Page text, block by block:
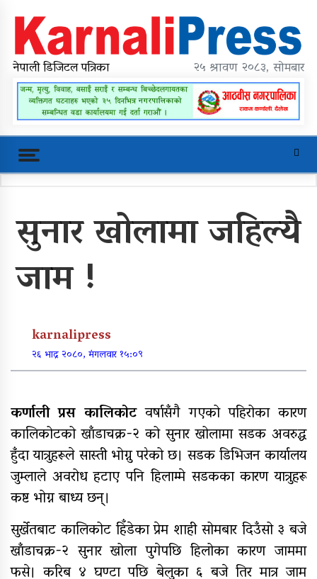
content
karnalipress
Online News Portal
नेपाली डिजिटल पत्रिका २५ श्रावण २०८३, सोमबार
महावै गाउँपालिकाको प्रशासकीय भवन
शिलान्यास
खुर्रा खोलाको पुल ४ वर्षदेखि अलपत्र
व्यक्तिगत लगानीमा भगवान शिवको मूर्ति
स्थापना
अन्तर जिल्ला पालिकास्तरीय समन्वय
सुनार खोलामा जहिल्यै
जाम !
karnalipress
२६ भाद्र २०८०, मंगलवार १५:०९
कर्णाली प्रस कालिकोटवर्षासँगै गएको पहिरोका कारण
कालिकोटको खाँडाचक्र-२ को सुनार खोलामा सडक अवरुद्ध
हुँदा यात्रुहरूले सास्ती भोग्नु परेको छ। सडक डिभिजन कार्यालय
जुम्लाले अवरोध हटाए पनि हिलाम्मे सडकका कारण यात्रुहरू
कष्ट भोग्न बाध्य छन्।
सुर्खेतबाट कालिकोट हिँडेका प्रेम शाही सोमबार दिउँसो ३ बजे
खाँडाचक्र-२ सुनार खोला पुगेपछि हिलोका कारण जाममा
फसे। करिब ४ घण्टा पछि बेलुका ६ बजे तिर मात्र जाम